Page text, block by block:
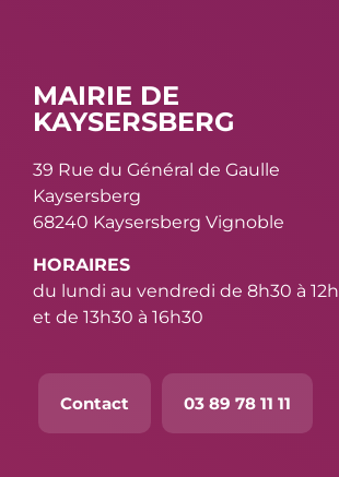
MAIRIE DE
KAYSERSBERG
39 Rue du Général de Gaulle
Kaysersberg
68240 Kaysersberg Vignoble
HORAIRES
du lundi au vendredi de 8h30 à 12h
et de 13h30 à 16h30
Contact 03 89 78 11 11